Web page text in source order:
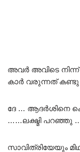
അവർ അവിടെ
കാർ വരുന്നത്
ദേ … ആദർശിനെ
……ലക്ഷ്മി പറഞ്ഞു
സാവിത്രിയേയും